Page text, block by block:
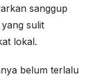
sanggup
sulit
lokal.
belum terlalu